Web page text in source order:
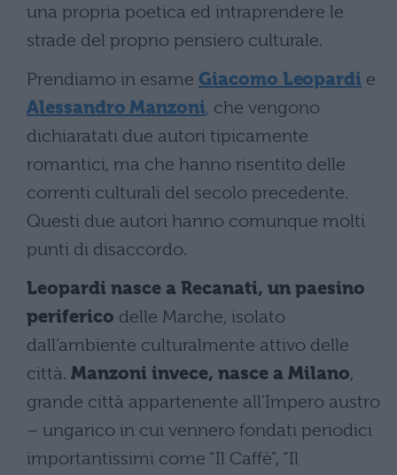
una propria poetica ed intraprendere le
strade del proprio pensiero culturale.
Prendiamo in esame Giacomo Leopardi e
Alessandro Manzoni, che vengono
dichiaratati due autori tipicamente
romantici, ma che hanno risentito delle
correnti culturali del secolo precedente.
Questi due autori hanno comunque molti
punti di disaccordo.
Leopardi nasce a Recanati, un paesino
periferico delle Marche, isolato
dall’ambiente culturalmente attivo delle
città. Manzoni invece, nasce a Milano,
grande città appartenente all’Impero austro
– ungarico in cui vennero fondati periodici
importantissimi come “Il Caffè”, “Il